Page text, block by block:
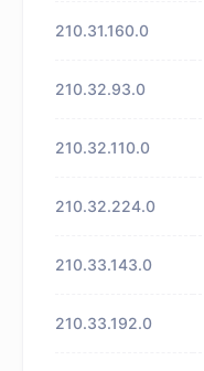
210.31.160.0
210.32.93.0
210.32.110.0
210.32.224.0
210.33.143.0
210.33.192.0